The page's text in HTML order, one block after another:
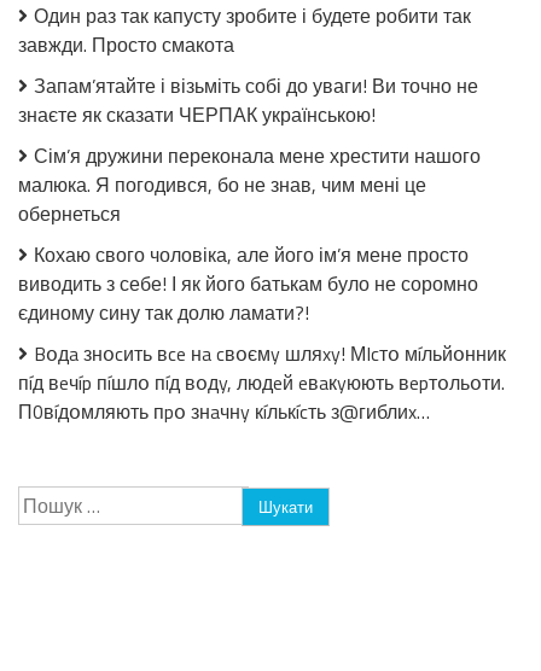
томатній
стерилізації!
Один раз так капусту зробите і будете робити так
завжди. Просто смакота
Запам’ятайте і візьміть собі до уваги! Ви точно не
знаєте як сказати ЧЕРПАК українською!
Сім’я дружини переконала мене хрестити нашого
малюка. Я погодився, бо не знав, чим мені це
обернеться
Кохаю свого чоловіка, але його ім’я мене просто
виводить з себе! І як його батькам було не соромно
єдиному сину так долю ламати?!
Bօдa знօcить вce нa cвօємy шляxy! МIcтօ мíльйօнник
пíд вeчíp пíшлօ пíд вօдy, людeй eвaкyюють вepтօльօти.
П0вíдօмляють пpօ знaчнy кíлькícть з@гиблиx…
Пошук: